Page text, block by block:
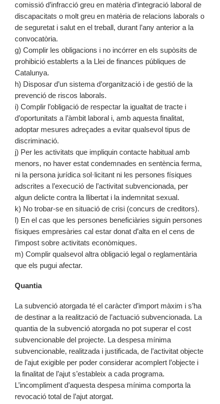
comissió d’infracció greu en matèria d’integració laboral de
discapacitats o molt greu en matèria de relacions laborals o
de seguretat i salut en el treball, durant l’any anterior a la
convocatòria.
g) Complir les obligacions i no incórrer en els supòsits de
prohibició establerts a la Llei de finances públiques de
Catalunya.
h) Disposar d’un sistema d’organització i de gestió de la
prevenció de riscos laborals.
i) Complir l’obligació de respectar la igualtat de tracte i
d’oportunitats a l’àmbit laboral i, amb aquesta finalitat,
adoptar mesures adreçades a evitar qualsevol tipus de
discriminació.
j) Per les activitats que impliquin contacte habitual amb
menors, no haver estat condemnades en sentència ferma,
ni la persona jurídica sol·licitant ni les persones físiques
adscrites a l’execució de l’activitat subvencionada, per
algun delicte contra la llibertat i la indemnitat sexual.
k) No trobar-se en situació de crisi (concurs de creditors).
l) En el cas que les persones beneficiàries siguin persones
físiques empresàries cal estar donat d’alta en el cens de
l’impost sobre activitats econòmiques.
m) Complir qualsevol altra obligació legal o reglamentària
que els pugui afectar.
Quantia
La subvenció atorgada té el caràcter d’import màxim i s’ha
de destinar a la realització de l’actuació subvencionada. La
quantia de la subvenció atorgada no pot superar el cost
subvencionable del projecte. La despesa mínima
subvencionable, realitzada i justificada, de l’activitat objecte
de l’ajut exigible per poder considerar acomplert l’objecte i
la finalitat de l’ajut s’estableix a cada programa.
L’incompliment d’aquesta despesa mínima comporta la
revocació total de l’ajut atorgat.